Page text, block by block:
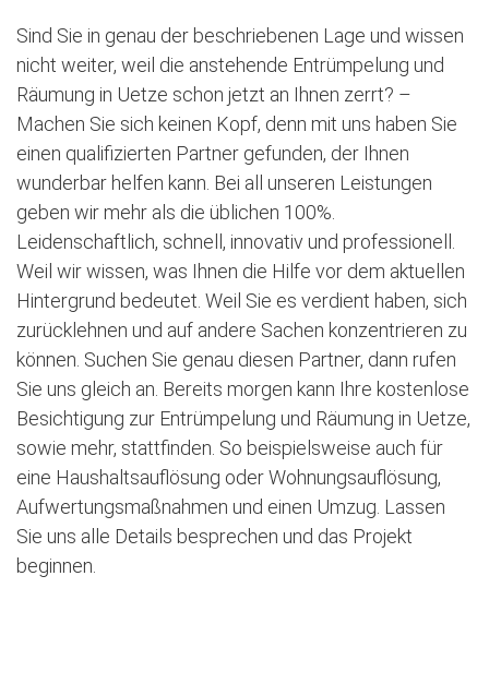
Sind Sie in genau der beschriebenen Lage und wissen
nicht weiter, weil die anstehende Entrümpelung und
Räumung in Uetze schon jetzt an Ihnen zerrt? –
Machen Sie sich keinen Kopf, denn mit uns haben Sie
einen qualifizierten Partner gefunden, der Ihnen
wunderbar helfen kann. Bei all unseren Leistungen
geben wir mehr als die üblichen 100%.
Leidenschaftlich, schnell, innovativ und professionell.
Weil wir wissen, was Ihnen die Hilfe vor dem aktuellen
Hintergrund bedeutet. Weil Sie es verdient haben, sich
zurücklehnen und auf andere Sachen konzentrieren zu
können. Suchen Sie genau diesen Partner, dann rufen
Sie uns gleich an. Bereits morgen kann Ihre kostenlose
Besichtigung zur Entrümpelung und Räumung in Uetze,
sowie mehr, stattfinden. So beispielsweise auch für
eine Haushaltsauflösung oder Wohnungsauflösung,
Aufwertungsmaßnahmen und einen Umzug. Lassen
Sie uns alle Details besprechen und das Projekt
beginnen.